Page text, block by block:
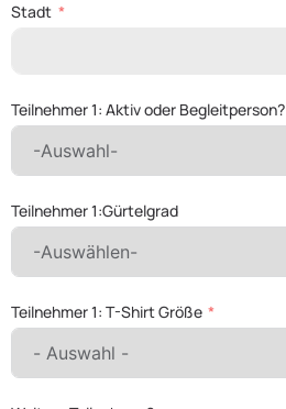
Stadt
Teilnehmer 1: Aktiv oder Begleitperson?
Teilnehmer 1:Gürtelgrad
Teilnehmer 1: T-Shirt Größe